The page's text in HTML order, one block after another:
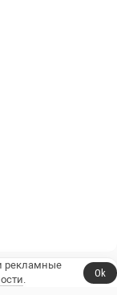
рекламные
.
Ok